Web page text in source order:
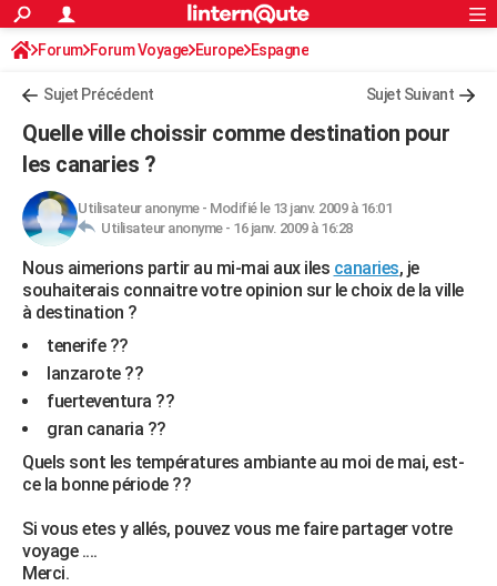
ACTUALITÉS
Politique
Société
Faits Divers
Education
Monde
Villes
+
Programme TV
TNTStreaming
Cinéma
Sorties cinéma
Musique
+FINANCE
Retraite
Impôts
Epargne
Immobilier
Risques naturels par ville
Banque
Assurance
Crédit
AUTO
Essais
Réserver un essai
Citadines
Berlines
SUV
Forum auto
HIGH-TECH
Mobiles
Meilleur smartphone
Internet
Ordinateurs
Jeux vidéo
Guide high-tech
+BRICOLAGE
Forum
Aménagement intérieur
Extérieur
Cuisine
Salle de bains
Jardinage
Rangement
WEEK-END
Guides de France
Escapades
Patrimoine
Expositions
Musées
Week-end nature
Art de vivre
Bien-être
Loisirs
Mode
Modes de vie
SANTE
Alimentation
Guide de la santé
Maladies
Médicaments
Sommeil
VOYAGE
Destinations
City break
Voyage nature
Voyage de noces
Forum
Climat
+PHOTO
GUIDES D'ACHAT
S'inscrire
Connexion
Forum Forum Voyage Europe Espagne
Sujet Précédent Sujet Suivant
Quelle ville choissir comme destination pour
les canaries ?
Utilisateur anonyme- Modifié le 13 janv. 2009 à 16:01
Utilisateur anonyme - 16 janv. 2009 à 16:28
Nous aimerions partir au mi-mai aux iles canaries, je
souhaiterais connaitre votre opinion sur le choix de la ville
à destination ?
tenerife ??
lanzarote ??
fuerteventura ??
gran canaria ??
Quels sont les températures ambiante au moi de mai, est-
ce la bonne période ??
Si vous etes y allés, pouvez vous me faire partager votre
voyage ....
Merci.